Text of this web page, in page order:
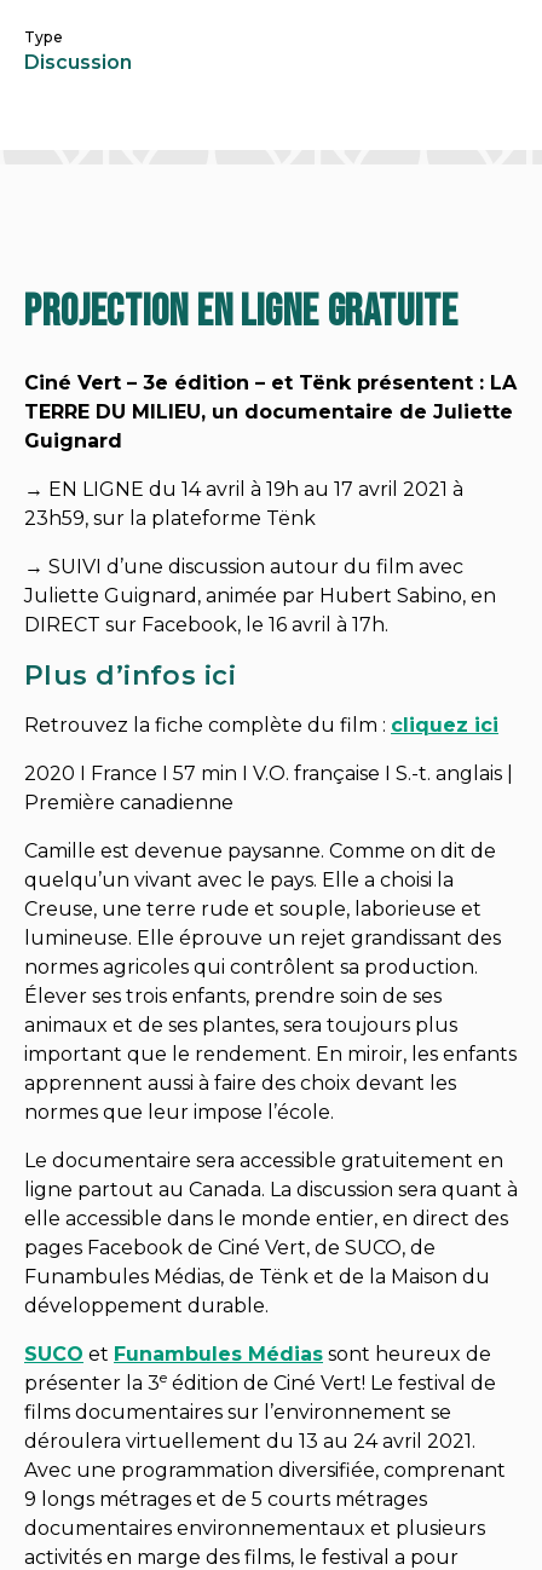
Type
Discussion
PROJECTION EN LIGNE GRATUITE
Ciné Vert – 3e édition – et Tënk présentent : LA
TERRE DU MILIEU, un documentaire de Juliette
Guignard
→ EN LIGNE du 14 avril à 19h au 17 avril 2021 à
23h59, sur la plateforme Tënk
→ SUIVI d’une discussion autour du film avec
Juliette Guignard, animée par Hubert Sabino, en
DIRECT sur Facebook, le 16 avril à 17h.
Plus d’infos ici
Retrouvez la fiche complète du film : cliquez ici
2020 I France I 57 min I V.O. française I S.-t. anglais |
Première canadienne
Camille est devenue paysanne. Comme on dit de
quelqu’un vivant avec le pays. Elle a choisi la
Creuse, une terre rude et souple, laborieuse et
lumineuse. Elle éprouve un rejet grandissant des
normes agricoles qui contrôlent sa production.
Élever ses trois enfants, prendre soin de ses
animaux et de ses plantes, sera toujours plus
important que le rendement. En miroir, les enfants
apprennent aussi à faire des choix devant les
normes que leur impose l’école.
Le documentaire sera accessible gratuitement en
ligne partout au Canada. La discussion sera quant à
elle accessible dans le monde entier, en direct des
pages Facebook de Ciné Vert, de SUCO, de
Funambules Médias, de Tënk et de la Maison du
développement durable.
SUCO et Funambules Médias sont heureux de
présenter la 3e édition de Ciné Vert! Le festival de
films documentaires sur l’environnement se
déroulera virtuellement du 13 au 24 avril 2021.
Avec une programmation diversifiée, comprenant
9 longs métrages et de 5 courts métrages
documentaires environnementaux et plusieurs
activités en marge des films, le festival a pour